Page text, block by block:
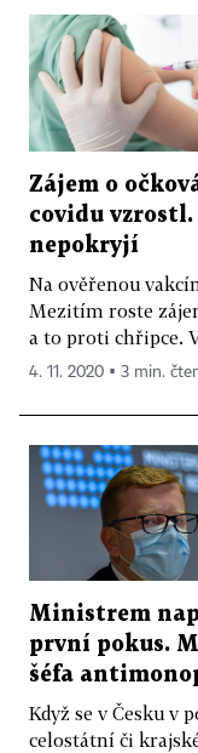
Zájem o
covidu
nepokryjí
Na ověřenou
Mezitím roste
a to proti chřipce.
4. 11. 2020 ▪ 3 min.
Ministrem
první pokus.
šéfa
Když se v Česku v
celostátní či